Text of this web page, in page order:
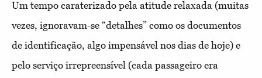
Um tempo caraterizado pela atitude relaxada (muitas
vezes, ignoravam-se “detalhes” como os documentos
de identificação, algo impensável nos dias de hoje) e
pelo serviço irrepreensível (cada passageiro era